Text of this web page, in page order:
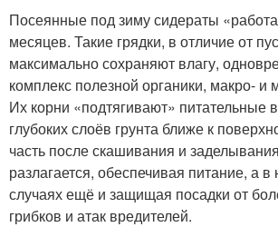
Посеянные под зиму сидераты
месяцев. Такие грядки, в отличие от
максимально сохраняют влагу,
комплекс полезной органики, макро- и
Их корни «подтягивают» питательные
глубоких слоёв грунта ближе к
часть после скашивания и
разлагается, обеспечивая питание, а в
случаях ещё и защищая посадки от
грибков и атак вредителей.